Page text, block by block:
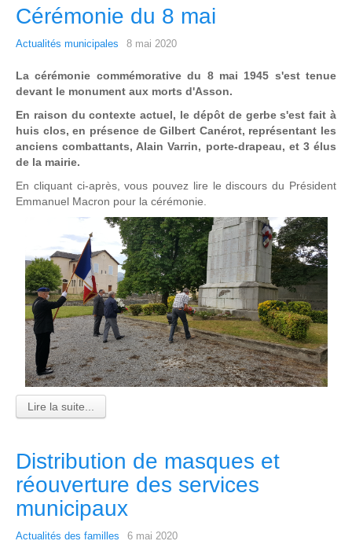
Cérémonie du 8 mai
Actualités municipales 8 mai 2020
La cérémonie commémorative du 8 mai 1945 s'est tenue
devant le monument aux morts d'Asson.
En raison du contexte actuel, le dépôt de gerbe s'est fait à
huis clos, en présence de Gilbert Canérot, représentant les
anciens combattants, Alain Varrin, porte-drapeau, et 3 élus
de la mairie.
En cliquant ci-après, vous pouvez lire le discours du Président
Emmanuel Macron pour la cérémonie.
Lire la suite...
Distribution de masques et
réouverture des services
municipaux
Actualités des familles 6 mai 2020